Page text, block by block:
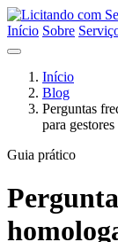
Início Sobre
Início
Blog
Perguntas
para
Guia prático